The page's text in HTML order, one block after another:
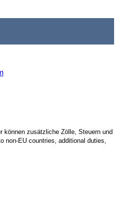
können zusätzliche Zölle, Steuern und
non-EU countries, additional duties,